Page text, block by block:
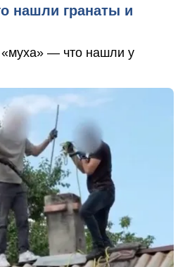
нашли гранаты и
— что нашли у